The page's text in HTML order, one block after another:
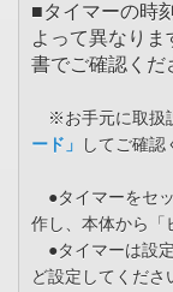
■タイマーの時
よって異なり
書でご確認くだ
※お手元に取扱
ード」
してご確認
●タイマーをセ
作し、本体から「
●タイマーは設
ど設定してくださ